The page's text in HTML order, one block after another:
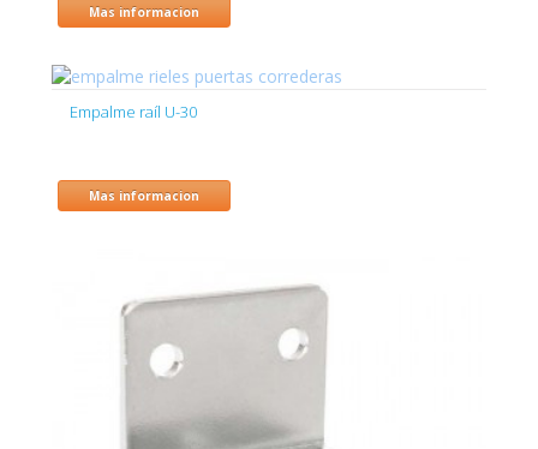
Mas informacion
Empalme raíl U-30
Mas informacion